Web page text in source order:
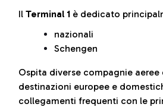
Il Terminal 1 è dedicato
nazionali
Schengen
Ospita diverse compagnie aeree
destinazioni europee e
collegamenti frequenti con le